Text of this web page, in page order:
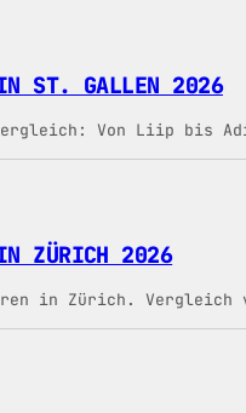
IN ST. GALLEN 2026
Von Liip bis
IN ZÜRICH 2026
in Zürich.